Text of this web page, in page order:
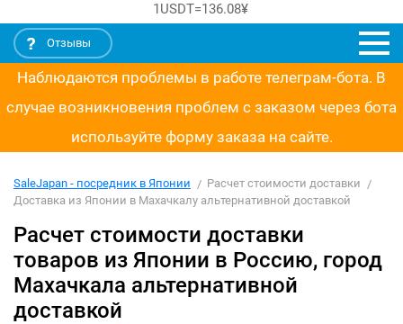
1USDT=136.08¥
Отзывы
Наблюдаются проблемы в работе телеграм-бота. В
случае возникновения проблем с заказом через бота
используйте форму заказа на сайте.
SaleJapan - посредник в Японии
Расчет стоимости доставки
Доставка из Японии в Махачкалу альтернативной доставкой
Расчет стоимости доставки
товаров из Японии в Россию, город
Махачкала альтернативной
доставкой